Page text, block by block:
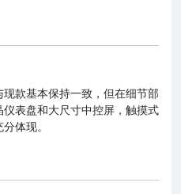
款基本保持一致，但在细节部
表盘和大尺寸中控屏，触摸式
体现。